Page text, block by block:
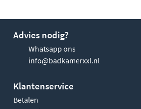
Advies nodig?
Whatsapp ons
info@badkamerxxl.nl
Klantenservice
Betalen